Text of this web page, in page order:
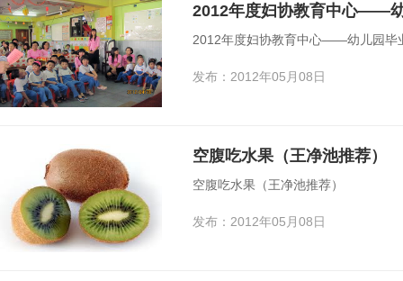
2012年度妇协教育中心——
2012年度妇协教育中心——幼儿园毕
发布：2012年05月08日
空腹吃水果（王净池推荐）
空腹吃水果（王净池推荐）
发布：2012年05月08日